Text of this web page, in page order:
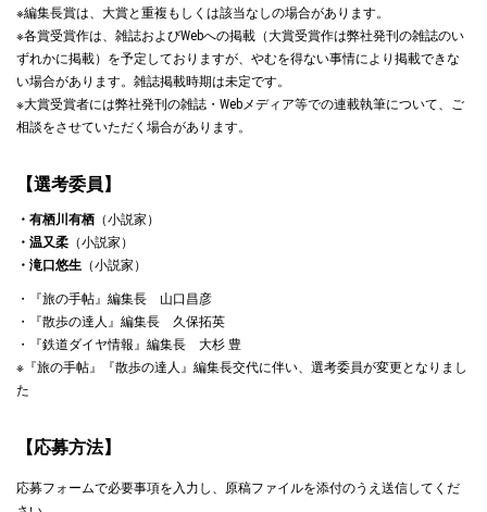
※編集長賞は、大賞と重複もしくは該当なしの場合があります。
※各賞受賞作は、雑誌およびWebへの掲載（大賞受賞作は弊社発刊の雑誌のい
ずれかに掲載）を予定しておりますが、やむを得ない事情により掲載できな
い場合があります。雑誌掲載時期は未定です。
※大賞受賞者には弊社発刊の雑誌・Webメディア等での連載執筆について、ご
相談をさせていただく場合があります。
【選考委員】
・有栖川有栖 （小説家）
・温又柔 （小説家）
・滝口悠生 （小説家）
・『旅の手帖』編集長 山口昌彦
・『散歩の達人』編集長 久保拓英
・『鉄道ダイヤ情報』編集長 大杉 豊
※『旅の手帖』『散歩の達人』編集長交代に伴い、選考委員が変更となりまし
た
【応募方法】
応募フォームで必要事項を入力し、原稿ファイルを添付のうえ送信してくだ